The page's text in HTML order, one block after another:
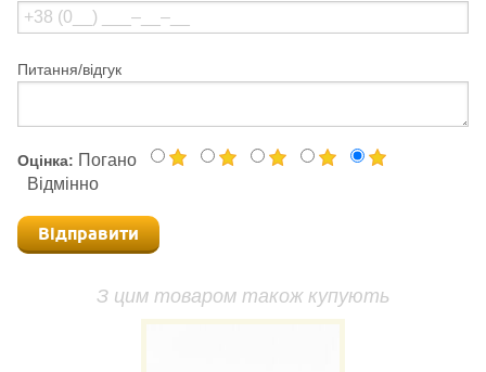
Питання/відгук
Оцінка: Погано
Відмінно
Відправити
З цим товаром також купують